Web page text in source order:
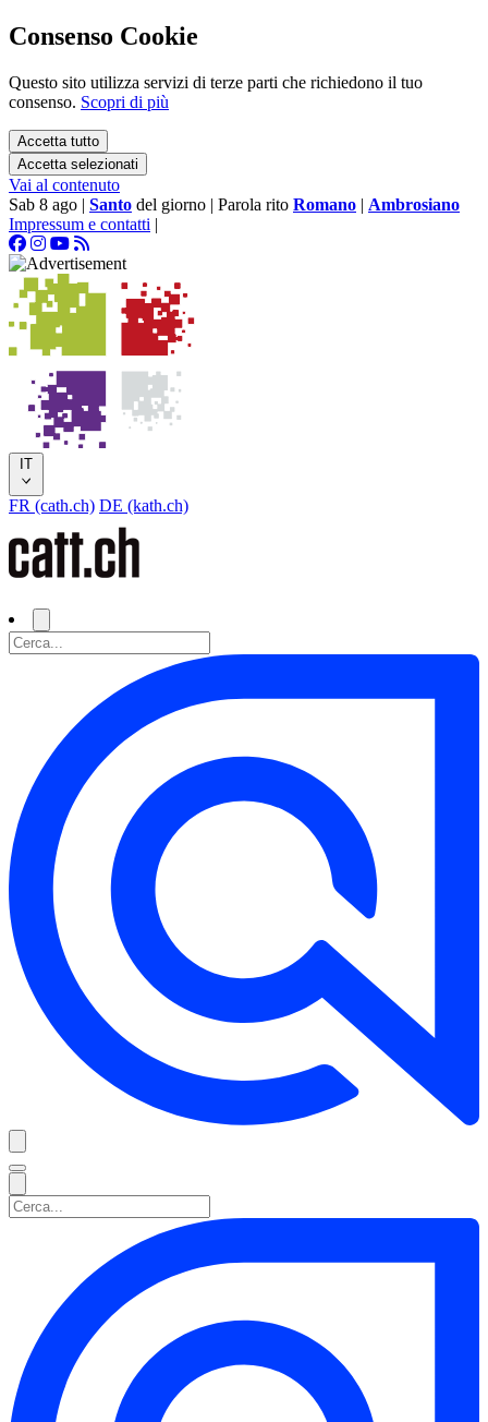
Consenso Cookie
Questo sito utilizza servizi di terze parti che richiedono il tuo
consenso. Scopri di più
Accetta tutto
Accetta selezionati
Vai al contenuto
Sab 8 ago | Santo del giorno | Parola rito Romano | Ambrosiano
Impressum e contatti |
IT
FR (cath.ch) DE (kath.ch)